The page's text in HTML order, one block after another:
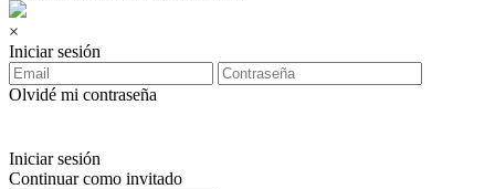
×
Iniciar sesión
Olvidé mi contraseña
Iniciar sesión
Continuar como invitado